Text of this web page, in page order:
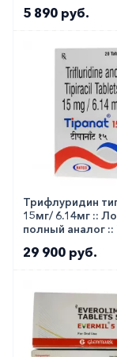
5 890 руб.
Трифлуридин
15мг/ 6.14мг ::
полный аналог ::
29 900 руб.